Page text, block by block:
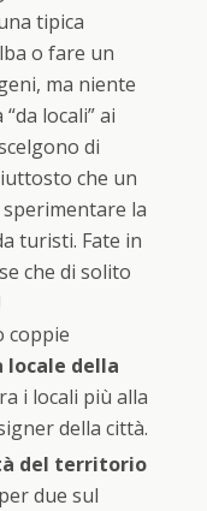
tipica
o fare un
ma niente
locali” ai
di
che un
la
turisti. Fate in
che di solito
coppie
locale della
i locali più alla
della città.
del territorio
due sul